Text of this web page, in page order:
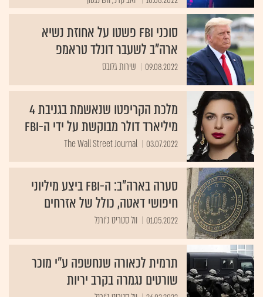
סוכני FBI פשטו על אחוזת נשיא
ארה"ב לשעבר דונלד טראמפ
09.08.2022 שירות גלובס
מלכת הקריפטו שנאשמת בגניבת 4
מיליארד דולר מבוקשת על ידי ה-FBI
03.07.2022
The Wall Street Journal
סערה בארה"ב: ה-FBI ביצע מיליוני
חיפושי דאטה, כולל של אזרחים
01.05.2022 וול סטריט ג'ורנל
תרמית לכאורה שנחשפה ע"י מוכר
שורטים נגמרה בקרב יריות